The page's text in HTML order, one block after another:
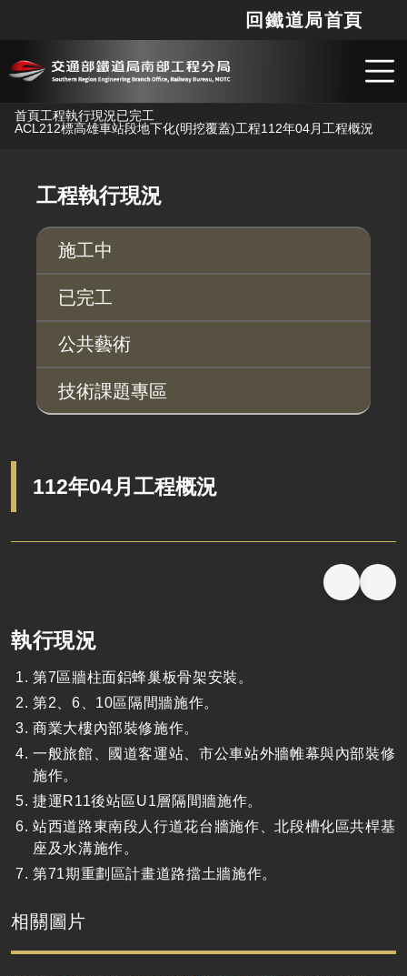
跳到主要內容
回鐵道局首頁
首頁工程執行現況已完工
ACL212標高雄車站段地下化(明挖覆蓋)工程112年04月工程概況
工程執行現況
施工中
已完工
公共藝術
技術課題專區
112年04月工程概況
執行現況
第7區牆柱面鋁蜂巢板骨架安裝。
第2、6、10區隔間牆施作。
商業大樓內部裝修施作。
一般旅館、國道客運站、市公車站外牆帷幕與內部裝修
施作。
捷運R11後站區U1層隔間牆施作。
站西道路東南段人行道花台牆施作、北段槽化區共桿基
座及水溝施作。
第71期重劃區計畫道路擋土牆施作。
相關圖片